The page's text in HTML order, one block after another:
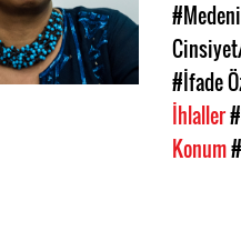
#İfade
İhlaller
Konum